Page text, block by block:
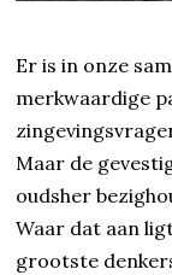
Er is in onze
merkwaardige
Maar de
oudsher
Waar dat aan
grootste